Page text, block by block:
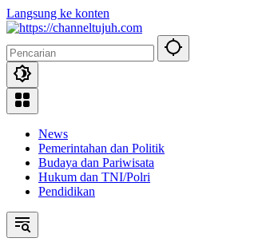
Langsung ke konten
News
Pemerintahan dan Politik
Budaya dan Pariwisata
Hukum dan TNI/Polri
Pendidikan